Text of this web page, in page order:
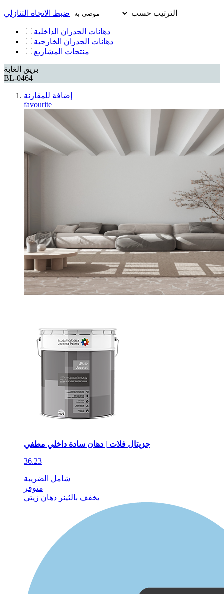
الترتيب حسب ضبط الاتجاه التنازلي
دهانات الجدران الداخلية
دهانات الجدران الخارجية
منتجات المشاريع
بريق الغابة
BL-0464
إضافة للمقارنة
favourite
جزيتال فلات | دهان سادة داخلي مطفي
36.23
شامل الضريبة
متوفر
يخفف بالثينر دهان زيتي